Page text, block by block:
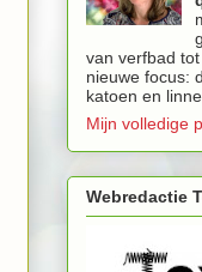
van verfbad
nieuwe focus:
katoen en
Mijn volledige
Webredactie